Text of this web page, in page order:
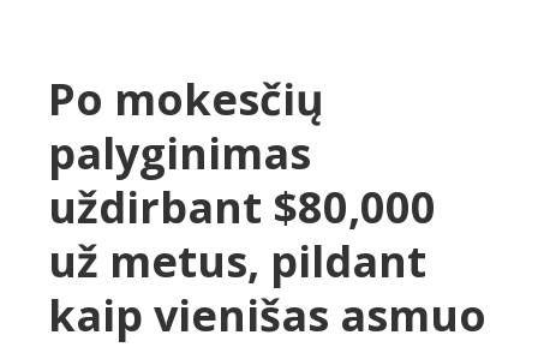
Po mokesčių
palyginimas
uždirbant $80,000
už metus, pildant
kaip vienišas asmuo